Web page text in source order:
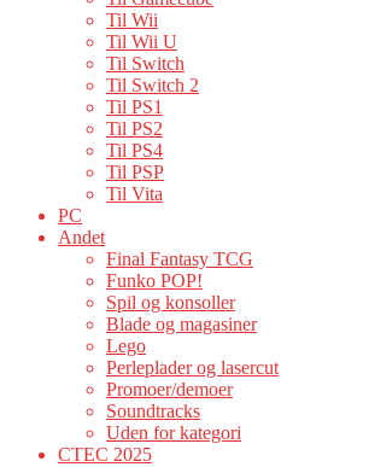
Til Wii
Til Wii U
Til Switch
Til Switch 2
Til PS1
Til PS2
Til PS4
Til PSP
Til Vita
PC
Andet
Final Fantasy TCG
Funko POP!
Spil og konsoller
Blade og magasiner
Lego
Perleplader og lasercut
Promoer/demoer
Soundtracks
Uden for kategori
CTEC 2025